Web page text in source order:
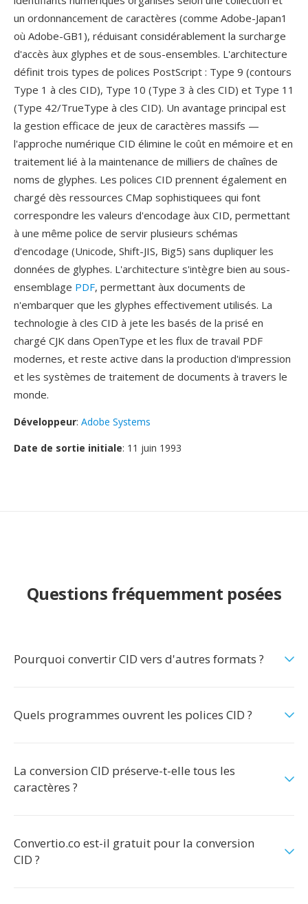
un ordonnancement de caractères (comme Adobe-Japan1
où Adobe-GB1), réduisant considérablement la surcharge
d'accès àux glyphes et de sous-ensembles. L'architecture
définit trois types de polices PostScript : Type 9 (contours
Type 1 à cles CID), Type 10 (Type 3 à cles CID) et Type 11
(Type 42/TrueType à cles CID). Un avantage principal est
la gestion efficace de jeux de caractères massifs —
l'approche numérique CID élimine le coût en mémoire et en
traitement lié à la maintenance de milliers de chaînes de
noms de glyphes. Les polices CID prennent également en
chargé dès ressources CMap sophistiquees qui font
correspondre les valeurs d'encodage àux CID, permettant
à une même police de servir plusieurs schémas
d'encodage (Unicode, Shift-JIS, Big5) sans dupliquer les
données de glyphes. L'architecture s'intègre bien au sous-
ensemblage PDF, permettant àux documents de
n'embarquer que les glyphes effectivement utilisés. La
technologie à cles CID à jete les basés de la prisé en
chargé CJK dans OpenType et les flux de travail PDF
modernes, et reste active dans la production d'impression
et les systèmes de traitement de documents à travers le
monde.
Développeur: Adobe Systems
Date de sortie initiale: 11 juin 1993
Questions fréquemment posées
Pourquoi convertir CID vers d'autres formats ?
Quels programmes ouvrent les polices CID ?
La conversion CID préserve-t-elle tous les
caractères ?
Convertio.co est-il gratuit pour la conversion
CID ?